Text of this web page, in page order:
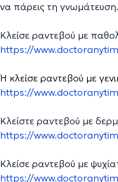
να πάρεις τη γνωμάτευση.
Κλείσε ραντεβού με
https://
Ή κλείσε ραντεβού με
https://
Κλείστε ραντεβού με
https://
Κλείσε ραντεβού με
https://